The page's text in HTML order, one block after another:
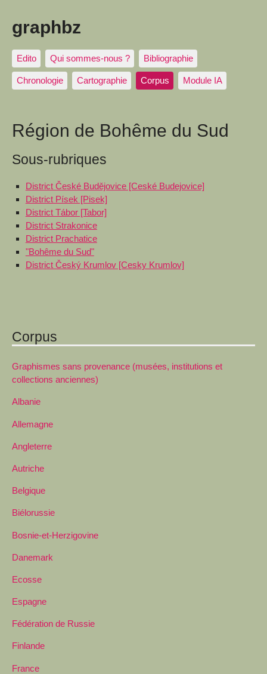
graphbz
Edito Qui sommes-nous ? Bibliographie
Chronologie Cartographie Corpus Module IA
Région de Bohême du Sud
Sous-rubriques
District České Budějovice [Ceské Budejovice]
District Písek [Pisek]
District Tábor [Tabor]
District Strakonice
District Prachatice
"Bohême du Sud"
District Český Krumlov [Cesky Krumlov]
Corpus
Graphismes sans provenance (musées, institutions et
collections anciennes)
Albanie
Allemagne
Angleterre
Autriche
Belgique
Biélorussie
Bosnie-et-Herzigovine
Danemark
Ecosse
Espagne
Fédération de Russie
Finlande
France